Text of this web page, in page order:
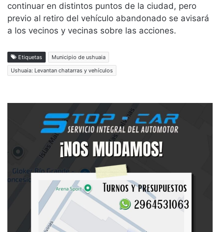
continuar en distintos puntos de la ciudad, pero
previo al retiro del vehículo abandonado se avisará
a los vecinos y vecinas sobre las acciones.
Etiquetas
Municipio de ushuaia
Ushuaia: Levantan chatarras y vehículos